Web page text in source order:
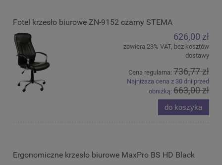
Fotel krzesło biurowe ZN-9152 czarny STEMA
626,00 zł
zawiera 23% VAT, bez kosztów
dostawy
Cena regularna: 736,77 zł
Najniższa cena z 30 dni przed
obniżką: 663,00 zł
do koszyka
Ergonomiczne krzesło biurowe MaxPro BS HD Black